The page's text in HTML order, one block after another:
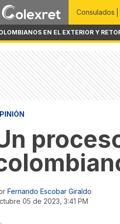
Consulados
EN EL EXTERIOR Y
Fernando Escobar Giraldo
octubre 05 de 2023, 3:41 PM